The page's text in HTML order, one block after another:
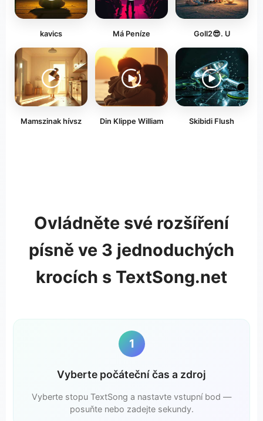
kavics Má Peníze Goll2😎. U
Mamszinak hívsz Din Klippe William Skibidi Flush
Ovládněte své rozšíření
písně ve 3 jednoduchých
krocích s TextSong.net
1
Vyberte počáteční čas a zdroj
Vyberte stopu TextSong a nastavte vstupní bod —
posuňte nebo zadejte sekundy.